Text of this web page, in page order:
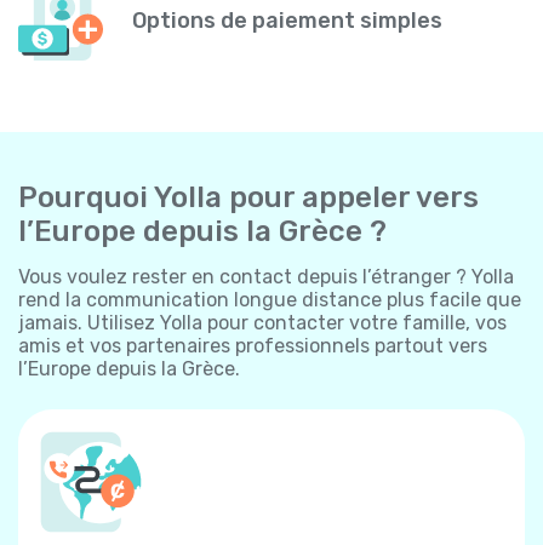
Options de paiement simples
Pourquoi Yolla pour appeler vers
l’Europe depuis la Grèce ?
Vous voulez rester en contact depuis l’étranger ? Yolla
rend la communication longue distance plus facile que
jamais. Utilisez Yolla pour contacter votre famille, vos
amis et vos partenaires professionnels partout vers
l’Europe depuis la Grèce.